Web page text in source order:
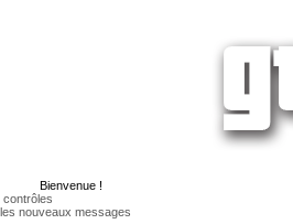
Bienvenue !
contrôles
nouveaux messages